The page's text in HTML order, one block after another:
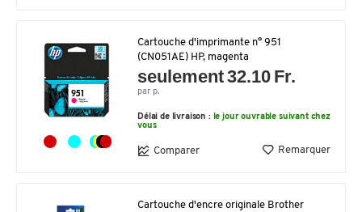
Cartouche d'imprimante n° 951
(CN051AE) HP, magenta
seulement 32.10 Fr.
par p.
Délai de livraison : le jour ouvrable suivant chez
vous
Comparer Remarquer
Cartouche d'encre originale Brother